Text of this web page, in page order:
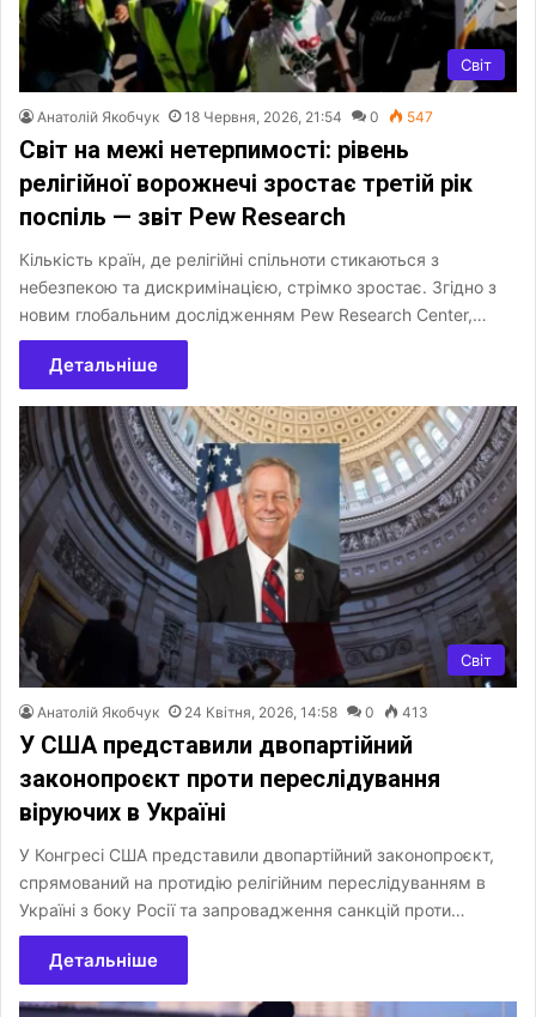
Світ
Анатолій Якобчук 18 Червня, 2026, 21:54 0 547
Світ на межі нетерпимості: рівень
релігійної ворожнечі зростає третій рік
поспіль — звіт Pew Research
Кількість країн, де релігійні спільноти стикаються з
небезпекою та дискримінацією, стрімко зростає. Згідно з
новим глобальним дослідженням Pew Research Center,…
Детальніше
Світ
Анатолій Якобчук 24 Квітня, 2026, 14:58 0 413
У США представили двопартійний
законопроєкт проти переслідування
віруючих в Україні
У Конгресі США представили двопартійний законопроєкт,
спрямований на протидію релігійним переслідуванням в
Україні з боку Росії та запровадження санкцій проти…
Детальніше